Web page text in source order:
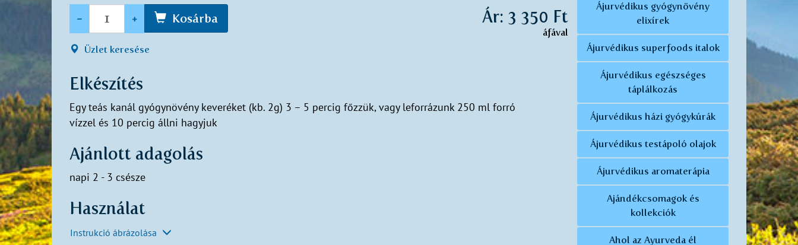
- + Kosárba
Üzlet keresése
Ár: 3 350 Ft
áfával
Elkészítés
Egy teás kanál gyógynövény keveréket (kb. 2g) 3 – 5 percig főzzük, vagy leforrázunk 250 ml forró
vízzel és 10 percig állni hagyjuk
Ajánlott adagolás
napi 2 - 3 csésze
Használat
Instrukció ábrázolása
Ájurvédikus gyógynövény
elixírek
Ájurvédikus superfoods italok
Ájurvédikus egészséges
táplálkozás
Ájurvédikus házi gyógykúrák
Ájurvédikus testápoló olajok
Ájurvédikus aromaterápia
Ajándékcsomagok és
kollekciók
Ahol az Ayurveda él